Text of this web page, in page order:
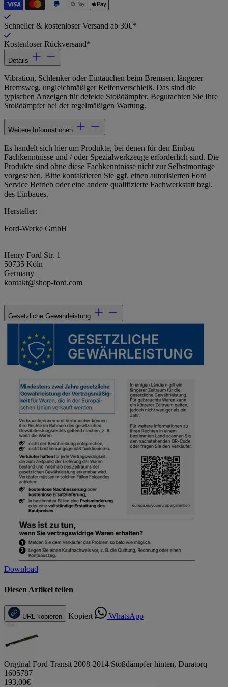
Schneller & kostenloser Versand ab 30€*
Kostenloser Rückversand*
Details
Vibration, Schlenker oder Eintauchen beim Bremsen, längerer
Bremsweg, ungleichmäßiger Reifenverschleiß. Das sind die
typischen Anzeigen für defekte Stoßdämpfer. Begutachten Sie Ihre
Stoßdämpfer bei der regelmäßigen Wartung.
Weitere Informationen
Es handelt sich hier um Produkte, bei denen für den Einbau
Fachkenntnisse und / oder Spezialwerkzeuge erforderlich sind. Die
Produkte sind ohne diese Fachkenntnisse nicht zur Selbstmontage
vorgesehen. Bitte kontaktieren Sie ggf. einen autorisierten Ford
Service Betrieb oder eine andere qualifizierte Fachwerkstatt bzgl.
des Einbaues.
Hersteller:
Ford-Werke GmbH
Henry Ford Str. 1
50735 Köln
Germany
kontakt@shop-ford.com
Gesetzliche Gewährleistung
Download
Diesen Artikel teilen
URL kopieren Kopiert WhatsApp
Original Ford Transit 2008-2014 Stoßdämpfer hinten, Duratorq
1605787
193,00€